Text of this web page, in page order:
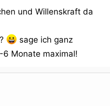
und Willenskraft da
sage ich ganz
Monate maximal!